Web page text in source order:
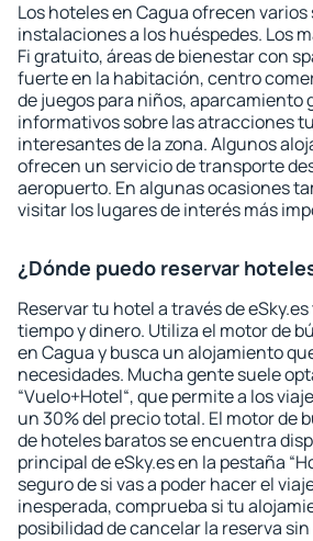
Los hoteles en Cagua ofrecen varios
instalaciones a los huéspedes. Los
Fi gratuito, áreas de bienestar con
fuerte en la habitación, centro
de juegos para niños, aparcamiento
informativos sobre las atracciones
interesantes de la zona. Algunos
ofrecen un servicio de transporte
aeropuerto. En algunas ocasiones
visitar los lugares de interés más
¿Dónde puedo reservar
Reservar tu hotel a través de
tiempo y dinero. Utiliza el motor de
en Cagua y busca un alojamiento
necesidades. Mucha gente suele
“Vuelo+Hotel“, que permite a los
un 30% del precio total. El motor de
de hoteles baratos se encuentra
principal de eSky.es en la pestaña
seguro de si vas a poder hacer el
inesperada, comprueba si tu
posibilidad de cancelar la reserva